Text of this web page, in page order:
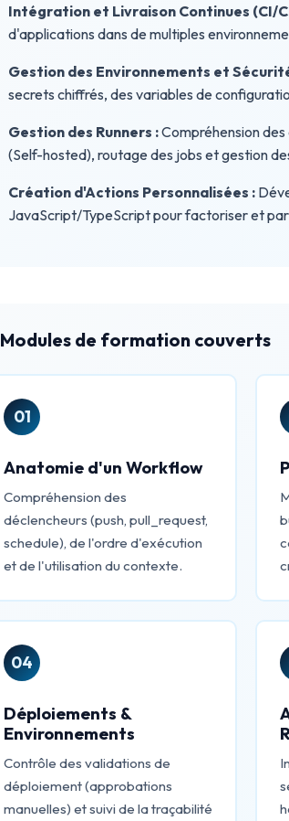
Intégration et Livraison Continues (CI/
d'applications dans de multiples
Gestion des Environnements et
secrets chiffrés, des variables de
Gestion des Runners :Compréhension
(Self-hosted), routage des jobs et gestion
Création d'Actions Personnalisées :
JavaScript/TypeScript pour factoriser et
Modules de formation couverts
01
Anatomie d'un Workflow
Compréhension des
déclencheurs (push, pull_request,
schedule), de l'ordre d'exécution
et de l'utilisation du contexte.
04
Déploiements &
Environnements
Contrôle des validations de
déploiement (approbations
manuelles) et suivi de la traçabilité